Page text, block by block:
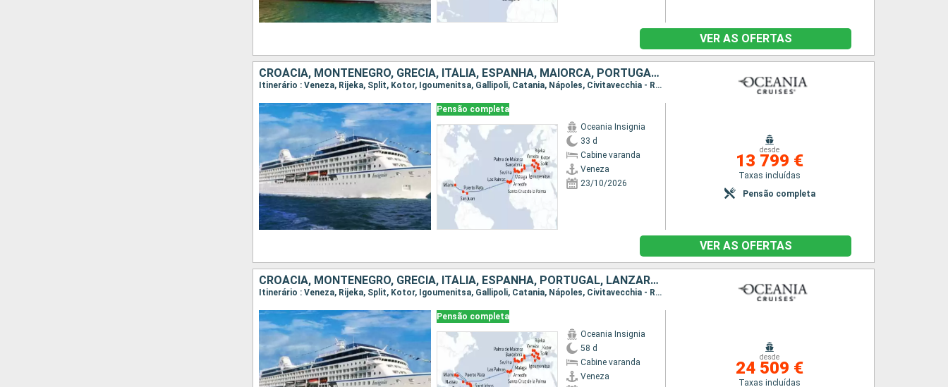
VER AS OFERTAS
CROÁCIA, MONTENEGRO, GRÉCIA, ITÁLIA, ESPANHA, MAIORCA, PORTUGAL, LANZAROTE, PORTO RICO, REPÚBLICA DOMINICANA, ESTADOS UNIDOS
Itinerário : Veneza, Rijeka, Split, Kotor, Igoumenitsa, Gallipoli, Catania, Nápoles, Civitavecchia - Roma, Barcelona, Palma de Maiorca, Alicante, Cartagena, Málaga, Sevilha, Portimão, Lisboa, Arrecife, Las Palmas, Santa Cruz de la Palma, San Juan, Puerto Plata, Miami
Pensão completa
Oceania Insignia
33 d
Cabine varanda
Veneza
23/10/2026
desde
13 799 €
Taxas incluídas
Pensão completa
VER AS OFERTAS
CROÁCIA, MONTENEGRO, GRÉCIA, ITÁLIA, ESPANHA, PORTUGAL, LANZAROTE, MAIORCA, PORTO RICO, REPÚBLICA DOMINICANA, ESTADOS UNIDOS, ST VINCENT E GRENADINES, ANTÍGUA E BARBUDA, SANTA LÚCIA, TRINIDADE E TOBAG
Itinerário : Veneza, Rijeka, Split, Kotor, Igoumenitsa, Gallipoli, Catania, Nápoles, Civitavecchia - Roma, Barcelona, Palma de Maiorca, Alicante, Cartagena, Málaga, Sevilha, Portimão, Lisboa, Arrecife, Las Palmas, Santa Cruz de la Palma, San Juan, Puerto Plata, Miami, Bequia, Saint Johns, Castries, Scarborough, Santarem, Boca da Valeria, Manaus, Parintins, Alter do Chão, Bridgetown, Roseau, Philippsburg, San Juan, Nassau, Miami
Pensão completa
Oceania Insignia
58 d
Cabine varanda
Veneza
desde
24 509 €
Taxas incluídas